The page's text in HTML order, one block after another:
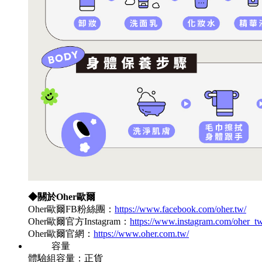
◆關於Oher歐爾
Oher歐爾FB粉絲團： https://www.facebook.com/oher.tw/
Oher歐爾官方Instagram： https://www.instagram.com/
Oher歐爾官網： https://www.oher.com.tw/
容量
體驗組容量：正貨